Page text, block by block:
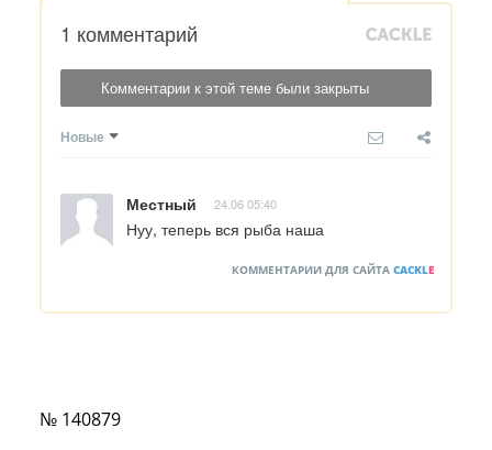
1 комментарий
Комментарии к этой теме были закрыты
Новые
Местный 24.06 05:40
Нуу, теперь вся рыба наша
КОММЕНТАРИИ ДЛЯ САЙТА CACKLE
№ 140879